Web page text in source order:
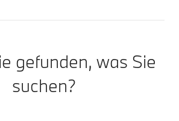
gefunden, was Sie
suchen?